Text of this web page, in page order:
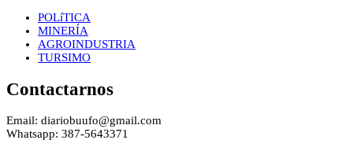
POLíTICA
MINERÍA
AGROINDUSTRIA
TURSIMO
Contactarnos
Email: diariobuufo@gmail.com
Whatsapp: 387-5643371